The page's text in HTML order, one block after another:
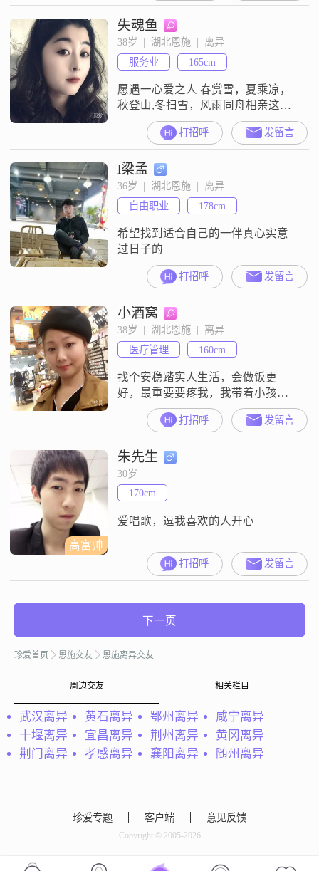
失魂鱼
38岁  |  湖北恩施  |  离异
服务业
165cm
愿遇一心爱之人 春赏雪，夏乘凉，
秋登山,冬扫雪，风雨同舟相亲这个
事吧##3001##很现实##3001##条件
摆出来 就像找什么工作 什么条件对
应什么工作##3001##目标很明确 奔
着结婚去的##3001##想要爱情的甜
##3001##就得接受生活的苦 你牵线
##3001##我搭桥##3001##先了解
##3001#
打招呼 发留言
l梁孟
36岁  |  湖北恩施  |  离异
自由职业
178cm
希望找到适合自己的一伴真心实意
过日子的
打招呼 发留言
小酒窝
38岁  |  湖北恩施  |  离异
医疗管理
160cm
找个安稳踏实人生活，会做饭更
好，最重要要疼我，我带着小孩，
希望能接纳我们
打招呼 发留言
高富帅
朱先生
30岁
170cm
爱唱歌，逗我喜欢的人开心
打招呼 发留言
下一页
珍爱首页 恩施交友 恩施离异交友
周边交友 相关栏目
武汉离异 黄石离异 鄂州离异
咸宁离异
十堰离异
宜昌离异 荆州离异
黄冈离异
荆门离异
孝感离异 襄阳离异 随州离异
珍爱专题 客户端 意见反馈
Copyright © 2005-2026